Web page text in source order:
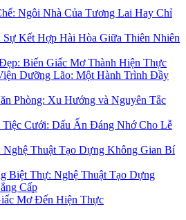
Ngôi Nhà Của Tương Lai Hay Chỉ
Kết Hợp Hài Hòa Giữa Thiên Nhiên
Biến Giấc Mơ Thành Hiện Thực
Dưỡng Lão: Một Hành Trình Đầy
Phòng: Xu Hướng và Nguyên Tắc
Tiệc Cưới: Dấu Ấn Đáng Nhớ Cho Lễ
Thuật Tạo Dựng Không Gian Bí
Biệt Thự: Nghệ Thuật Tạo Dựng
Cấp
Mơ Đến Hiện Thực